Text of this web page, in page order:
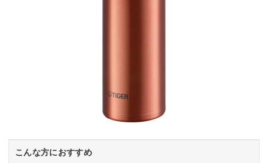
こんな方におすすめ